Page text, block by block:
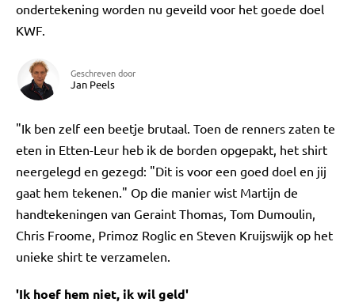
ondertekening worden nu geveild voor het goede doel
KWF.
Geschreven door
Jan Peels
"Ik ben zelf een beetje brutaal. Toen de renners zaten te
eten in Etten-Leur heb ik de borden opgepakt, het shirt
neergelegd en gezegd: "Dit is voor een goed doel en jij
gaat hem tekenen." Op die manier wist Martijn de
handtekeningen van Geraint Thomas, Tom Dumoulin,
Chris Froome, Primoz Roglic en Steven Kruijswijk op het
unieke shirt te verzamelen.
'Ik hoef hem niet, ik wil geld'